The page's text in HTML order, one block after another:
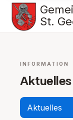
St.
INFORMATION
Aktuelles
Aktuelles